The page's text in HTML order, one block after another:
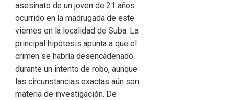
asesinato de un joven de 21 años
ocurrido en la madrugada de este
viernes en la localidad de Suba. La
principal hipótesis apunta a que el
crimen se habría desencadenado
durante un intento de robo, aunque
las circunstancias exactas aún son
materia de investigación. De